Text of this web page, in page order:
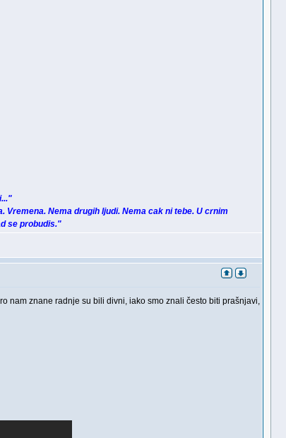
Nema drugih ljudi. Nema cak ni tebe. U crnim
se probudis."
nam znane radnje su bili divni, iako smo znali često biti prašnjavi,